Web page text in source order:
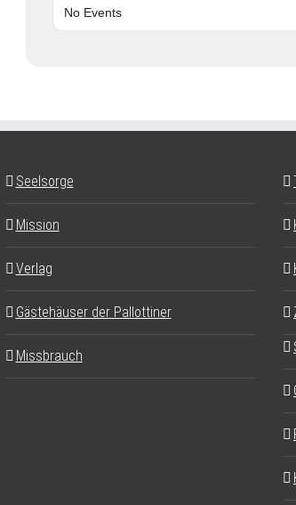
No Events
Seelsorge
Mission
Verlag
Gästehäuser der Pallottiner
Missbrauch